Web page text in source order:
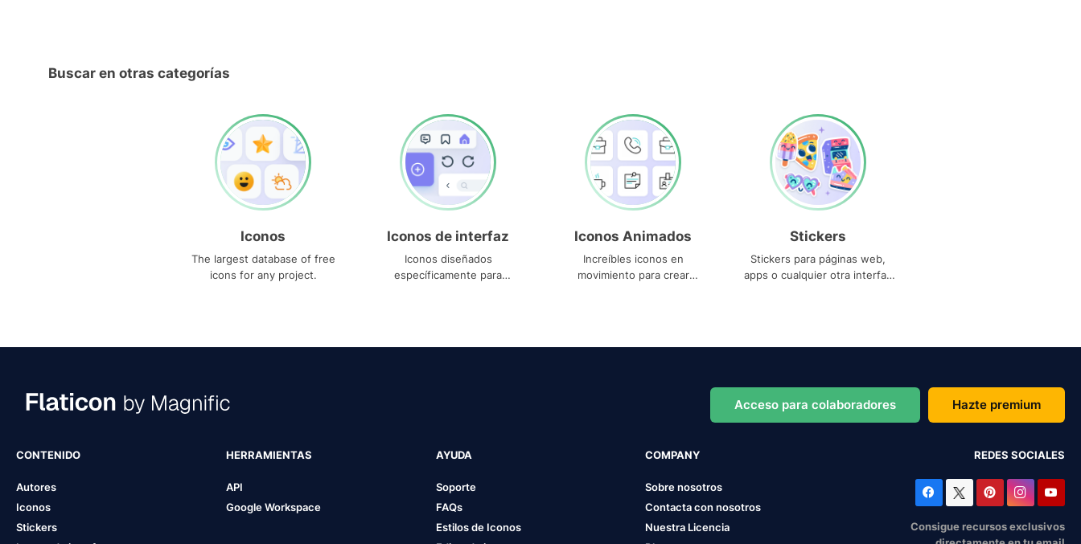
Buscar en otras categorías
Iconos
The largest database of free
icons for any project.
Iconos de interfaz
Iconos diseñados
específicamente para
Iconos Animados
Increíbles iconos en
movimiento para crear
Stickers
Stickers para páginas web,
apps o cualquier otra interfaz
Acceso para colaboradores Hazte premium
CONTENIDO
Autores
Iconos
Stickers
HERRAMIENTAS
API
Google Workspace
AYUDA
Soporte
FAQs
Estilos de Iconos
COMPANY
Sobre nosotros
Contacta con nosotros
Nuestra Licencia
REDES SOCIALES
Consigue recursos exclusivos